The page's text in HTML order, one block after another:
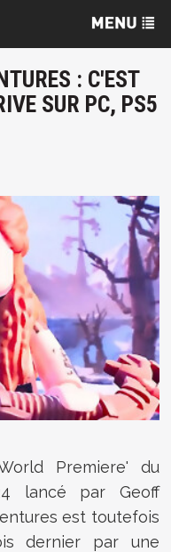
: C'EST
SUR PC, PS5
Premiere' du
lancé par Geoff
est toutefois
dernier par une